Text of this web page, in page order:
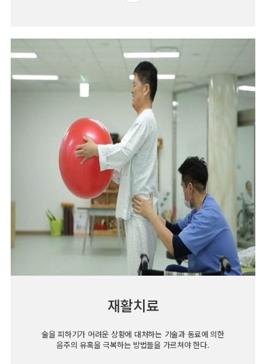
재활치료
술을 피하기가 어려운 상황에 대처하는 기술과 동료에 의한
음주의 유혹을 극복하는 방법들을 가르쳐야 한다.